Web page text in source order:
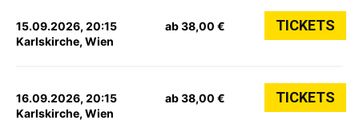
15.09.2026, 20:15
Karlskirche, Wien
ab 38,00 € TICKETS
16.09.2026, 20:15
Karlskirche, Wien
ab 38,00 € TICKETS